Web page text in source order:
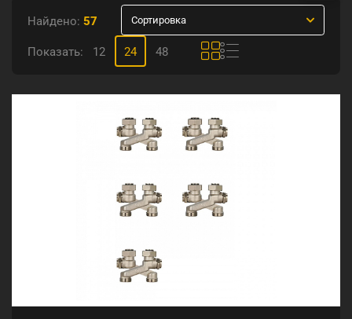
Найдено: 57 Сортировка
Показать: 12 24 48